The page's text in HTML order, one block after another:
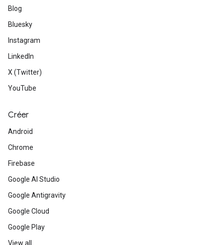
Blog
Bluesky
Instagram
LinkedIn
X (Twitter)
YouTube
Créer
Android
Chrome
Firebase
Google AI Studio
Google Antigravity
Google Cloud
Google Play
View all